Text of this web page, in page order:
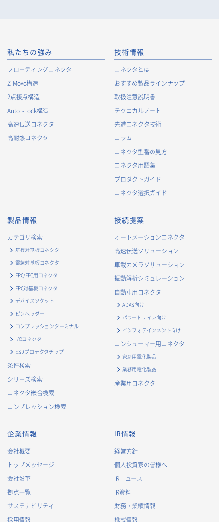
私たちの強み
フローティングコネクタ
Z-Move構造
2点接点構造
Auto I-Lock構造
高速伝送コネクタ
高耐熱コネクタ
技術情報
コネクタとは
おすすめ製品ラインナップ
取扱注意説明書
テクニカルノート
先進コネクタ技術
コラム
コネクタ型番の見方
コネクタ用語集
プロダクトガイド
コネクタ選択ガイド
製品情報
カテゴリ検索
基板対基板コネクタ
電線対基板コネクタ
FPC/FFC用コネクタ
FPC対基板コネクタ
デバイスソケット
ピンヘッダー
コンプレッションターミナル
I/Oコネクタ
ESDプロテクタチップ
条件検索
シリーズ検索
コネクタ嵌合検索
コンプレッション検索
接続提案
オートメーションコネクタ
高速伝送ソリューション
車載カメラソリューション
振動解析シミュレーション
自動車用コネクタ
ADAS向け
パワートレイン向け
インフォテインメント向け
コンシューマー用コネクタ
家庭用電化製品
業務用電化製品
産業用コネクタ
企業情報
会社概要
トップメッセージ
会社沿革
拠点一覧
サステナビリティ
採用情報
IR情報
経営方針
個人投資家の皆様へ
IRニュース
IR資料
財務・業績情報
株式情報